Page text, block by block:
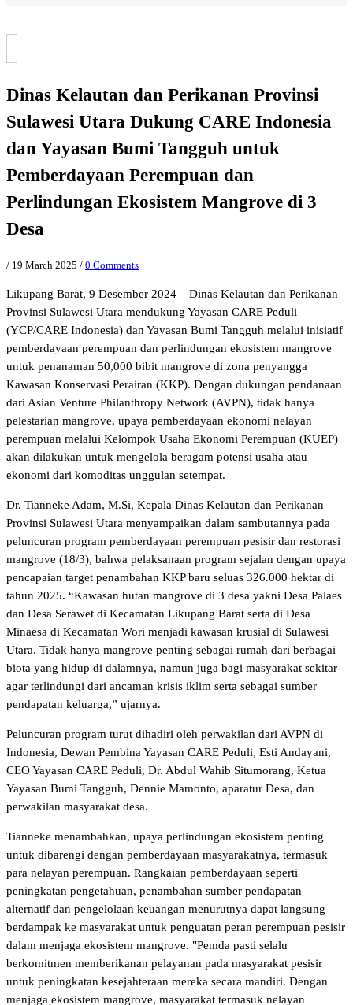
Dinas Kelautan dan Perikanan Provinsi
Sulawesi Utara Dukung CARE Indonesia
dan Yayasan Bumi Tangguh untuk
Pemberdayaan Perempuan dan
Perlindungan Ekosistem Mangrove di 3
Desa
/ 19 March 2025 / 0 Comments
Likupang Barat, 9 Desember 2024 – Dinas Kelautan dan Perikanan
Provinsi Sulawesi Utara mendukung Yayasan CARE Peduli
(YCP/CARE Indonesia) dan Yayasan Bumi Tangguh melalui inisiatif
pemberdayaan perempuan dan perlindungan ekosistem mangrove
untuk penanaman 50,000 bibit mangrove di zona penyangga
Kawasan Konservasi Perairan (KKP). Dengan dukungan pendanaan
dari Asian Venture Philanthropy Network (AVPN), tidak hanya
pelestarian mangrove, upaya pemberdayaan ekonomi nelayan
perempuan melalui Kelompok Usaha Ekonomi Perempuan (KUEP)
akan dilakukan untuk mengelola beragam potensi usaha atau
ekonomi dari komoditas unggulan setempat.
Dr. Tianneke Adam, M.Si, Kepala Dinas Kelautan dan Perikanan
Provinsi Sulawesi Utara menyampaikan dalam sambutannya pada
peluncuran program pemberdayaan perempuan pesisir dan restorasi
mangrove (18/3), bahwa pelaksanaan program sejalan dengan upaya
pencapaian target penambahan KKP baru seluas 326.000 hektar di
tahun 2025. “Kawasan hutan mangrove di 3 desa yakni Desa Palaes
dan Desa Serawet di Kecamatan Likupang Barat serta di Desa
Minaesa di Kecamatan Wori menjadi kawasan krusial di Sulawesi
Utara. Tidak hanya mangrove penting sebagai rumah dari berbagai
biota yang hidup di dalamnya, namun juga bagi masyarakat sekitar
agar terlindungi dari ancaman krisis iklim serta sebagai sumber
pendapatan keluarga,” ujarnya.
Peluncuran program turut dihadiri oleh perwakilan dari AVPN di
Indonesia, Dewan Pembina Yayasan CARE Peduli, Esti Andayani,
CEO Yayasan CARE Peduli, Dr. Abdul Wahib Situmorang, Ketua
Yayasan Bumi Tangguh, Dennie Mamonto, aparatur Desa, dan
perwakilan masyarakat desa.
Tianneke menambahkan, upaya perlindungan ekosistem penting
untuk dibarengi dengan pemberdayaan masyarakatnya, termasuk
para nelayan perempuan. Rangkaian pemberdayaan seperti
peningkatan pengetahuan, penambahan sumber pendapatan
alternatif dan pengelolaan keuangan menurutnya dapat langsung
berdampak ke masyarakat untuk penguatan peran perempuan pesisir
dalam menjaga ekosistem mangrove. "Pemda pasti selalu
berkomitmen memberikanan pelayanan pada masyarakat pesisir
untuk peningkatan kesejahteraan mereka secara mandiri. Dengan
menjaga ekosistem mangrove, masyarakat termasuk nelayan